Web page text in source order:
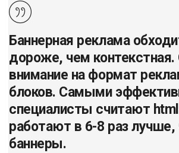
Баннерная реклама
дороже, чем
внимание на формат
блоков. Самыми
специалисты считают
работают в 6-8 раз
баннеры.